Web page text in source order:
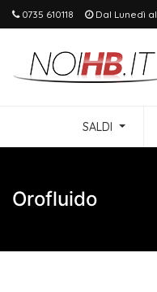
0735 610118 Dal Lunedì al
SALDI
Orofluido